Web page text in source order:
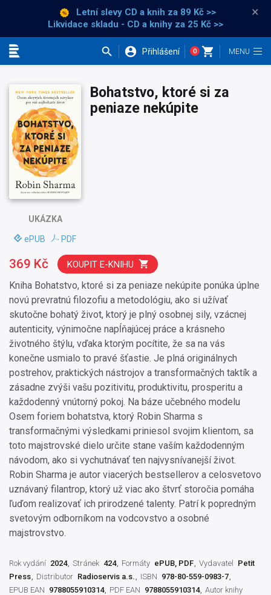
Letní slevy CD a knih za 89 Kč >>
Likvidace skladu - CD a knihy za 25 Kč >>
×
Přihlášení 0
UKÁZKA
ePUB PDF
Bohatstvo, ktoré si za
peniaze nekúpite
Kniha Bohatstvo, ktoré si za peniaze nekúpite ponúka úplne
novú prevratnú filozofiu a metodológiu, ako si užívať
skutočne bohatý život, ktorý je plný osobnej sily, vzácnej
autenticity, výnimočne napĺňajúcej práce a krásneho
životného štýlu, vďaka ktorým pocítite, že sa na vás
konečne usmialo to pravé šťastie. Je plná originálnych
postrehov, praktických nástrojov a transformačných taktík a
zásadne zvýši vašu pozitivitu, produktivitu, prosperitu a
každodenný vnútorný pokoj. Na báze učebného modelu
Osem foriem bohatstva, ktorý Robin Sharma s
transformačnými výsledkami priniesol svojim klientom, sa
toto majstrovské dielo určite stane vaším každodenným
návodom, ako si vychutnávať ten najvysnívanejší život.
Robin Sharma je autor viacerých bestsellerov a celosvetovo
uznávaný filantrop, ktorý už viac ako štvrť storočia pomáha
ľuďom realizovať ich prirodzené talenty. Patrí k popredným
svetovým odborníkom na vodcovstvo a osobné
majstrovstvo.
369 Kč KOUPIT E-KNIHU
Rok vydání 2024 Stránek 424 Formáty ePUB, PDF Vydavatel Petit
Press
Distributor Radioservis a.s. ISBN 978-80-559-0983-7
EPUB EAN 9788055910314 PDF EAN 9788055910314 Autor knihy